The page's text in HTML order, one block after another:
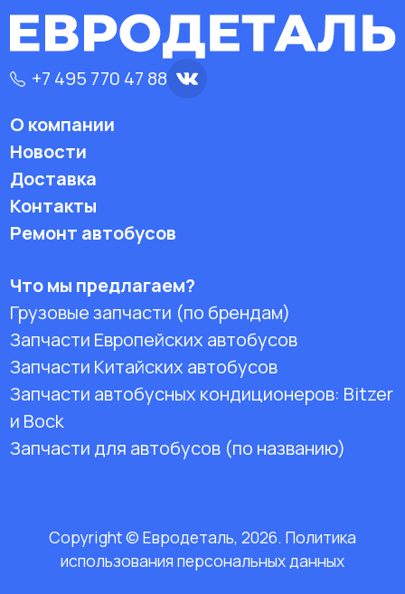
+7 495 770 47 88
О компании
Новости
Доставка
Контакты
Ремонт автобусов
Что мы предлагаем?
Грузовые запчасти (по брендам)
Запчасти Европейских автобусов
Запчасти Китайских автобусов
Запчасти автобусных кондиционеров: Bitzer
и Bock
Запчасти для автобусов (по названию)
Copyright © Евродеталь, 2026. Политика
использования персональных данных